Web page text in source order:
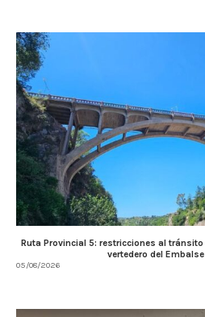
Ruta Provincial 5: restricciones al
vertedero del Embalse
05/08/2026